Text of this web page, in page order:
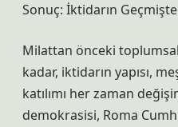
Sonuç: İktidarın
Milattan önceki
kadar, iktidarın yapısı,
katılımı her zaman
demokrasisi, Roma